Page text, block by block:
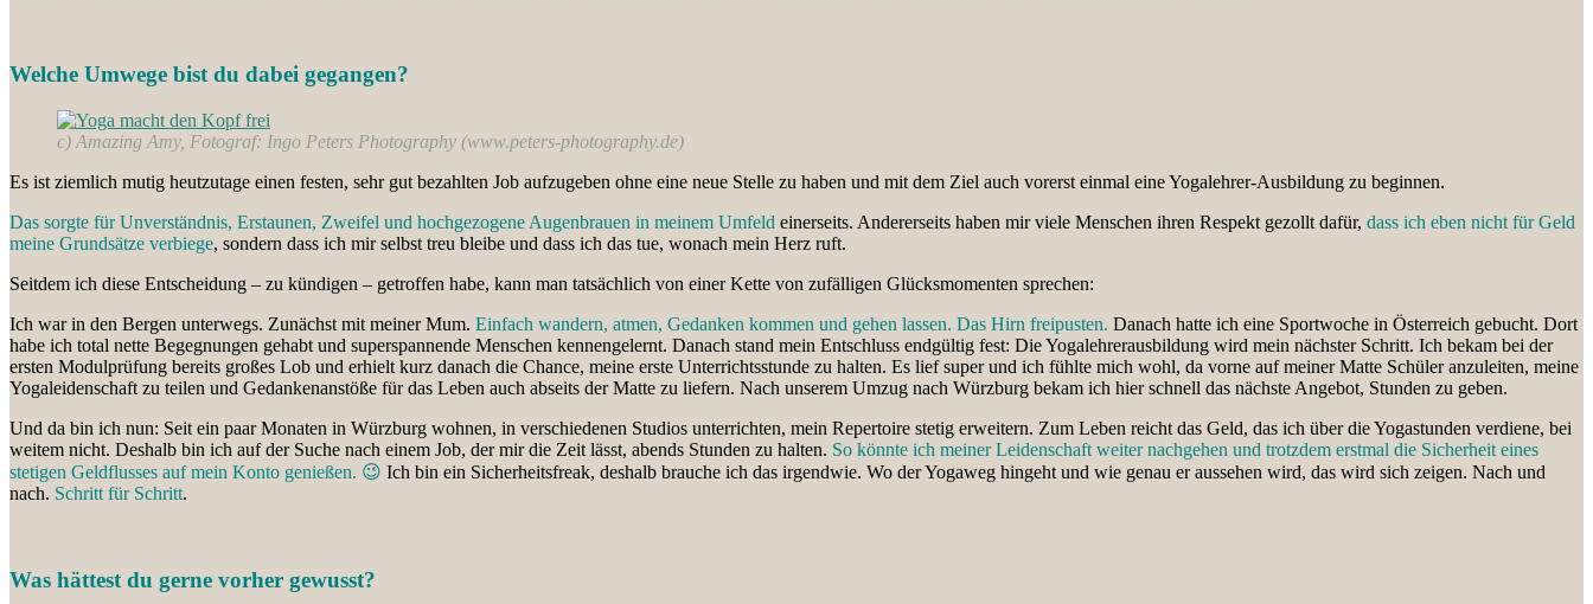
Welche Umwege bist du dabei gegangen?
c) Amazing Amy, Fotograf: Ingo Peters Photography (www.peters-photography.de)
Es ist ziemlich mutig heutzutage einen festen, sehr gut bezahlten Job aufzugeben ohne eine neue Stelle zu haben und mit dem Ziel auch vorerst einmal eine Yogalehrer-Ausbildung zu beginnen.
Das sorgte für Unverständnis, Erstaunen, Zweifel und hochgezogene Augenbrauen in meinem Umfeld einerseits. Andererseits haben mir viele Menschen ihren Respekt gezollt dafür, dass ich eben nicht für Geld
meine Grundsätze verbiege, sondern dass ich mir selbst treu bleibe und dass ich das tue, wonach mein Herz ruft.
Seitdem ich diese Entscheidung – zu kündigen – getroffen habe, kann man tatsächlich von einer Kette von zufälligen Glücksmomenten sprechen:
Ich war in den Bergen unterwegs. Zunächst mit meiner Mum. Einfach wandern, atmen, Gedanken kommen und gehen lassen. Das Hirn freipusten. Danach hatte ich eine Sportwoche in Österreich gebucht. Dort
habe ich total nette Begegnungen gehabt und superspannende Menschen kennengelernt. Danach stand mein Entschluss endgültig fest: Die Yogalehrerausbildung wird mein nächster Schritt. Ich bekam bei der
ersten Modulprüfung bereits großes Lob und erhielt kurz danach die Chance, meine erste Unterrichtsstunde zu halten. Es lief super und ich fühlte mich wohl, da vorne auf meiner Matte Schüler anzuleiten, meine
Yogaleidenschaft zu teilen und Gedankenanstöße für das Leben auch abseits der Matte zu liefern. Nach unserem Umzug nach Würzburg bekam ich hier schnell das nächste Angebot, Stunden zu geben.
Und da bin ich nun: Seit ein paar Monaten in Würzburg wohnen, in verschiedenen Studios unterrichten, mein Repertoire stetig erweitern. Zum Leben reicht das Geld, das ich über die Yogastunden verdiene, bei
weitem nicht. Deshalb bin ich auf der Suche nach einem Job, der mir die Zeit lässt, abends Stunden zu halten. So könnte ich meiner Leidenschaft weiter nachgehen und trotzdem erstmal die Sicherheit eines
stetigen Geldflusses auf mein Konto genießen. 😉 Ich bin ein Sicherheitsfreak, deshalb brauche ich das irgendwie. Wo der Yogaweg hingeht und wie genau er aussehen wird, das wird sich zeigen. Nach und
nach. Schritt für Schritt.
Was hättest du gerne vorher gewusst?